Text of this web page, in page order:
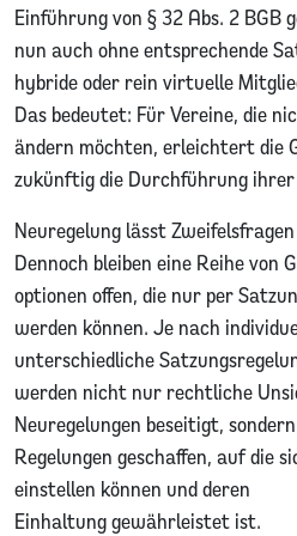
Einführung von § 32 Abs. 2 BGB
nun auch ohne entsprechende
hybride oder rein virtuelle
Das bedeutet: Für Vereine, die
ändern möchten, erleichtert die
zukünftig die Durchführung ihrer
Neuregelung lässt
Dennoch bleiben eine Reihe von
optionen offen, die nur per
werden können. Je nach
unterschiedliche
werden nicht nur rechtliche
Neuregelungen beseitigt,
Regelungen geschaffen, auf die
einstellen können und deren
Einhaltung gewährleistet ist.